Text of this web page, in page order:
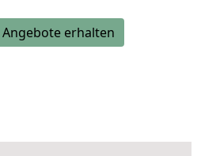
erhalten